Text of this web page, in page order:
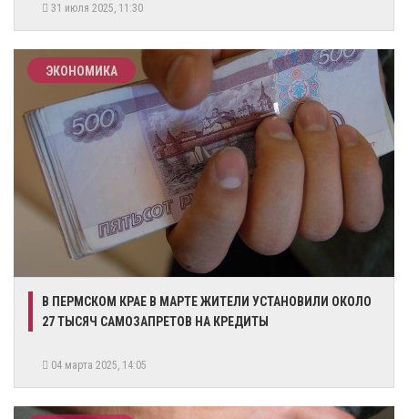
31 июля 2025, 11:30
ЭКОНОМИКА
В ПЕРМСКОМ КРАЕ В МАРТЕ ЖИТЕЛИ УСТАНОВИЛИ ОКОЛО
27 ТЫСЯЧ САМОЗАПРЕТОВ НА КРЕДИТЫ
04 марта 2025, 14:05